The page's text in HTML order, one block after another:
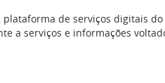
de serviços digitais
a serviços e informações